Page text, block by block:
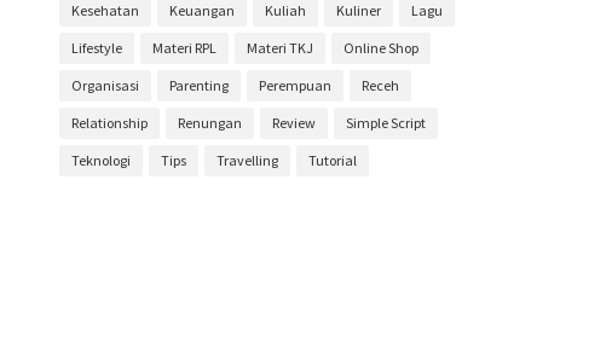
Kesehatan Keuangan Kuliah Kuliner Lagu
Lifestyle Materi RPL Materi TKJ Online Shop
Organisasi Parenting Perempuan Receh
Relationship Renungan Review Simple Script
Teknologi Tips Travelling Tutorial